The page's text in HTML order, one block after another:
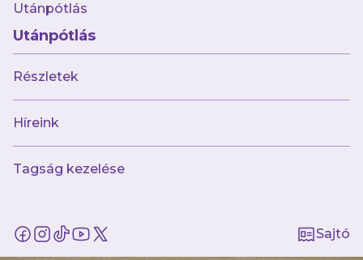
Utánpótlás
Utánpótlás
Részletek
Híreink
Tagság kezelése
Sajtó
Itt van futsalcsapatunk BL-
menetrendje!